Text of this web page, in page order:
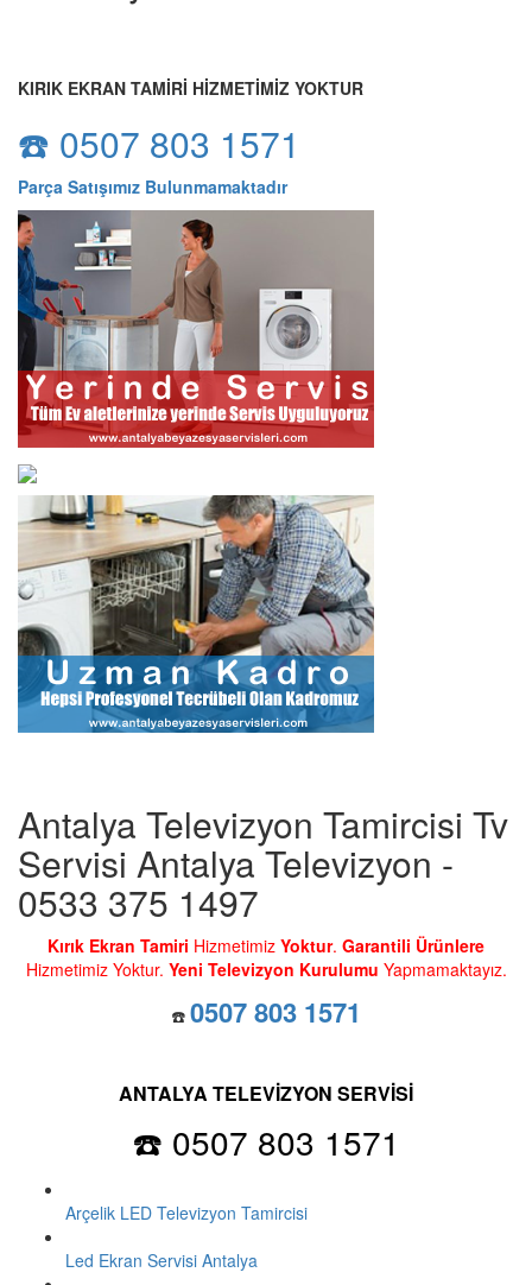
KIRIK EKRAN TAMİRİ HİZMETİMİZ YOKTUR
☎️ 0507 803 1571
Parça Satışımız Bulunmamaktadır
Antalya Televizyon Tamircisi Tv
Servisi Antalya Televizyon -
0533 375 1497
Kırık Ekran Tamiri Hizmetimiz Yoktur. Garantili Ürünlere
Hizmetimiz Yoktur. Yeni Televizyon Kurulumu Yapmamaktayız.
☎️ 0507 803 1571
ANTALYA TELEVİZYON SERVİSİ
☎️ 0507 803 1571
Arçelik LED Televizyon Tamircisi
Led Ekran Servisi Antalya